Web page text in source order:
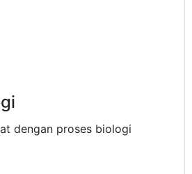
dengan proses biologi